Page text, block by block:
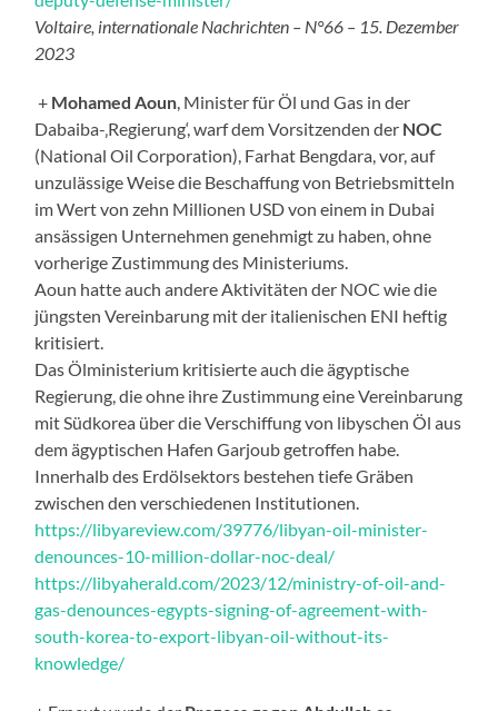
Voltaire, internationale Nachrichten – N°66 – 15. Dezember
2023
+ Mohamed Aoun , Minister für Öl und Gas in der
Dabaiba-‚Regierung‘, warf dem Vorsitzenden der NOC
(National Oil Corporation), Farhat Bengdara, vor, auf
unzulässige Weise die Beschaffung von Betriebsmitteln
im Wert von zehn Millionen USD von einem in Dubai
ansässigen Unternehmen genehmigt zu haben, ohne
vorherige Zustimmung des Ministeriums.
Aoun hatte auch andere Aktivitäten der NOC wie die
jüngsten Vereinbarung mit der italienischen ENI heftig
kritisiert.
Das Ölministerium kritisierte auch die ägyptische
Regierung, die ohne ihre Zustimmung eine Vereinbarung
mit Südkorea über die Verschiffung von libyschen Öl aus
dem ägyptischen Hafen Garjoub getroffen habe.
Innerhalb des Erdölsektors bestehen tiefe Gräben
zwischen den verschiedenen Institutionen.
https://libyareview.com/39776/libyan-oil-minister-
denounces-10-million-dollar-noc-deal/
https://libyaherald.com/2023/12/ministry-of-oil-and-
gas-denounces-egypts-signing-of-agreement-with-
south-korea-to-export-libyan-oil-without-its-
knowledge/